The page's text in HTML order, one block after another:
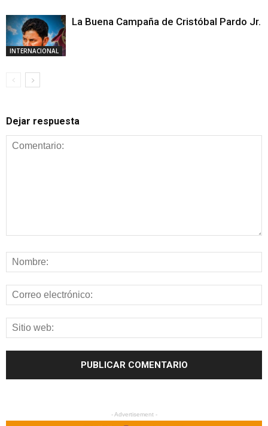
INTERNACIONAL
La Buena Campaña de Cristóbal Pardo Jr.
Dejar respuesta
- Advertisement -